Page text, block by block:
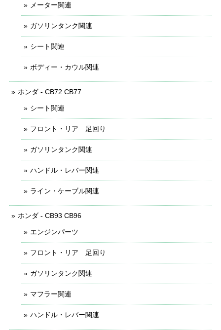
メーター関連
ガソリンタンク関連
シート関連
ボディー・カウル関連
ホンダ - CB72 CB77
シート関連
フロント・リア 足回り
ガソリンタンク関連
ハンドル・レバー関連
ライン・ケーブル関連
ホンダ - CB93 CB96
エンジンパーツ
フロント・リア 足回り
ガソリンタンク関連
マフラー関連
ハンドル・レバー関連